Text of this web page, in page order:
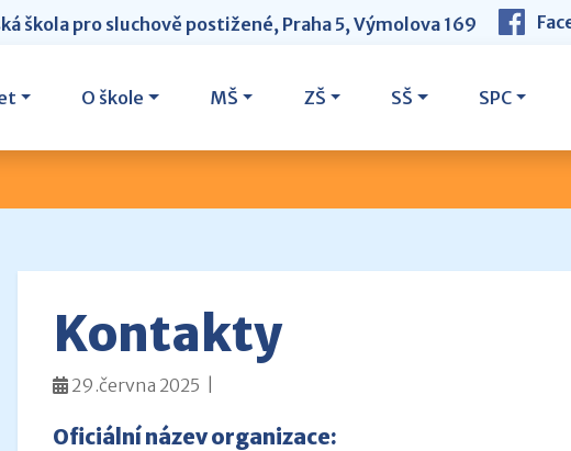
škola pro sluchově postižené, Praha 5, Výmolova 169
O škole MŠ ZŠ SŠ SPC
Kontakty
29.června 2025 |
Oficiální název organizace: